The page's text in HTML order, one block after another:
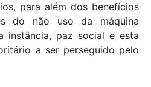
para além dos benefícios
do não uso da máquina
instância, paz social e esta
a ser perseguido pelo